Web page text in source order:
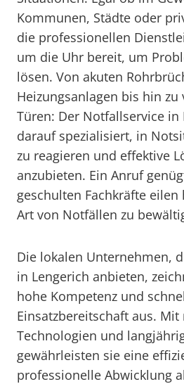
Kommunen, Städte oder
die professionellen
um die Uhr bereit, um
lösen. Von akuten
Heizungsanlagen bis hin zu
Türen: Der Notfallservice in
darauf spezialisiert, in
zu reagieren und effektive
anzubieten. Ein Anruf
geschulten Fachkräfte
Art von Notfällen zu
Die lokalen Unternehmen,
in Lengerich anbieten,
hohe Kompetenz und
Einsatzbereitschaft aus.
Technologien und
gewährleisten sie eine
professionelle Abwicklung